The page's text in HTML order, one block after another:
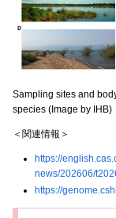
Sampling sites and
species (Image by IHB)
＜関連情報＞
https://
news/202606/
https://